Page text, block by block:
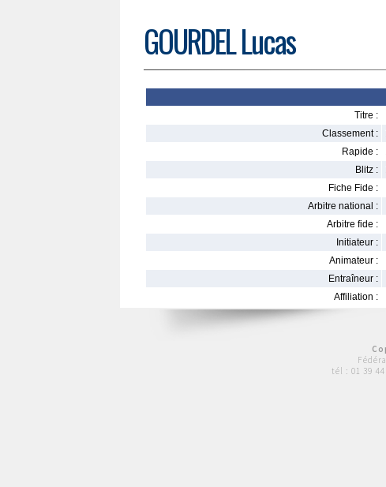
GOURDEL Lucas
Titre :
Classement :
Rapide :
Blitz :
Fiche Fide :
Arbitre national :
Arbitre fide :
Initiateur :
Animateur :
Entraîneur :
Affiliation :
tél : 01 39